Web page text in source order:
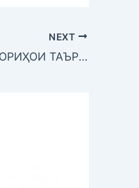
NEXT
ТОЗАВУ ОЗОДА НАМУДАНИ АТРОФИ ЁДГОРИҲОИ ТАЪРИХӢ